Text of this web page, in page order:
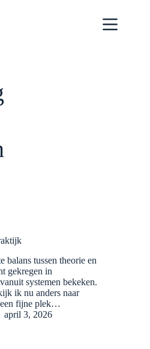
balans tussen theorie en
gekregen in
systemen bekeken.
ik nu anders naar
fijne plek…
april 3, 2026